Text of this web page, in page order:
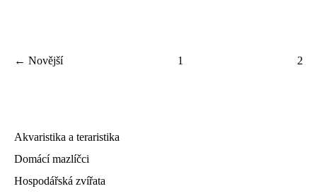
← Novější 1 2
Akvaristika a teraristika
Domácí mazlíčci
Hospodářská zvířata